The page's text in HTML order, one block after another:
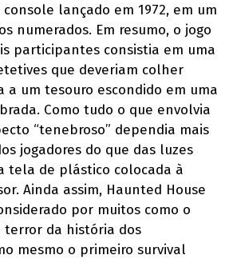
lançado em 1972, em um
numerados. Em resumo, o jogo
participantes consistia em uma
que deveriam colher
a um tesouro escondido em uma
Como tudo o que envolvia
“tenebroso” dependia mais
jogadores do que das luzes
tela de plástico colocada à
Ainda assim, Haunted House
por muitos como o
terror da história dos
mesmo o primeiro survival